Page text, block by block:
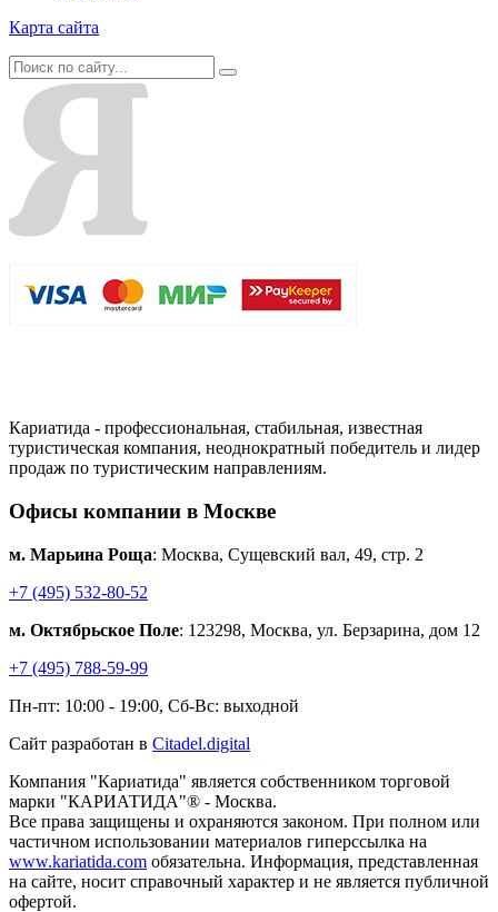
Карта сайта
Кариатида - профессиональная, стабильная, известная
туристическая компания, неоднократный победитель и лидер
продаж по туристическим направлениям.
Офисы компании в Москве
м. Марьина Роща: Москва, Сущевский вал, 49, стр. 2
+7 (495) 532-80-52
м. Октябрьское Поле: 123298, Москва, ул. Берзарина, дом 12
+7 (495) 788-59-99
Пн-пт: 10:00 - 19:00, Сб-Вс: выходной
Сайт разработан в Citadel.digital
Компания "Кариатида" является собственником торговой
марки "КАРИАТИДА"® - Москва.
Все права защищены и охраняются законом. При полном или
частичном использовании материалов гиперссылка на
www.kariatida.com обязательна. Информация, представленная
на сайте, носит справочный характер и не является публичной
офертой.